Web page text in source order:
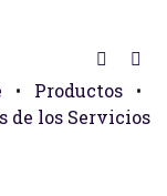
• Productos
•
de los Servicios